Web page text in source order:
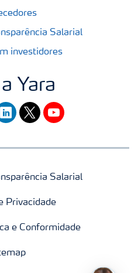
Salarial
investidores
Yara
twitteryoutube
Salarial
Privacidade
e Conformidade